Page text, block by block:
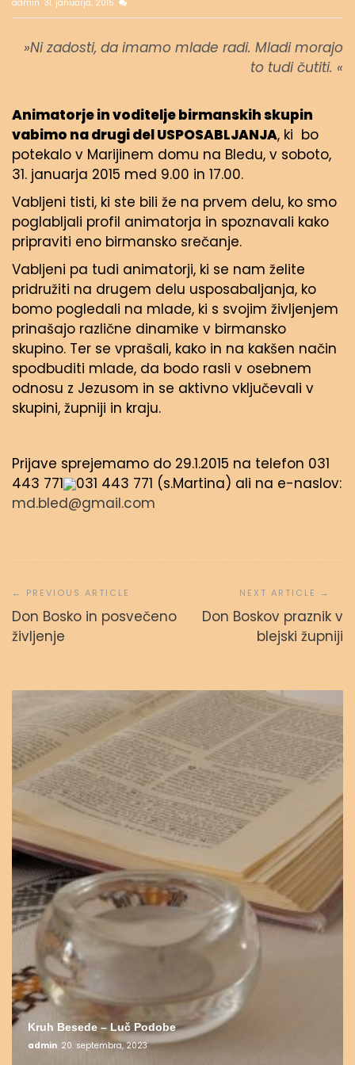
admin 31. januarja, 2015
»Ni zadosti, da imamo mlade radi. Mladi morajo
to tudi čutiti. «
Animatorje in voditelje birmanskih skupin
vabimo na drugi del USPOSABLJANJA, ki bo
potekalo v Marijinem domu na Bledu, v soboto,
31. januarja 2015 med 9.00 in 17.00.
Vabljeni tisti, ki ste bili že na prvem delu, ko smo
poglabljali profil animatorja in spoznavali kako
pripraviti eno birmansko srečanje.
Vabljeni pa tudi animatorji, ki se nam želite
pridružiti na drugem delu usposabaljanja, ko
bomo pogledali na mlade, ki s svojim življenjem
prinašajo različne dinamike v birmansko
skupino. Ter se vprašali, kako in na kakšen način
spodbuditi mlade, da bodo rasli v osebnem
odnosu z Jezusom in se aktivno vključevali v
skupini, župniji in kraju.
Prijave sprejemamo do 29.1.2015 na telefon 031
443 771
031 443 771 (s.Martina) ali na e-naslov:
md.bled@gmail.com
prispevka
Don Bosko in posvečeno
življenje
Don Boskov praznik v
blejski župniji
Svetopisemske urice
Kruh Besede – Luč Podobe
admin 20. septembra, 2023